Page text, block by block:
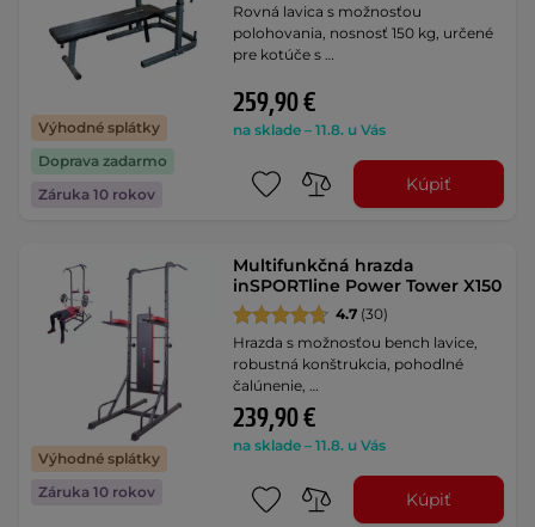
Výhodné splátky
Doprava zadarmo
Záruka 10 rokov
Rovná lavica s možnosťou
polohovania, nosnosť 150 kg, určené
pre kotúče s …
259,90 €
na sklade – 11.8. u Vás
Kúpiť
Výhodné splátky
Záruka 10 rokov
Multifunkčná hrazda
inSPORTline Power Tower X150
4.7 (30)
Hrazda s možnosťou bench lavice,
robustná konštrukcia, pohodlné
čalúnenie, …
239,90 €
na sklade – 11.8. u Vás
Kúpiť